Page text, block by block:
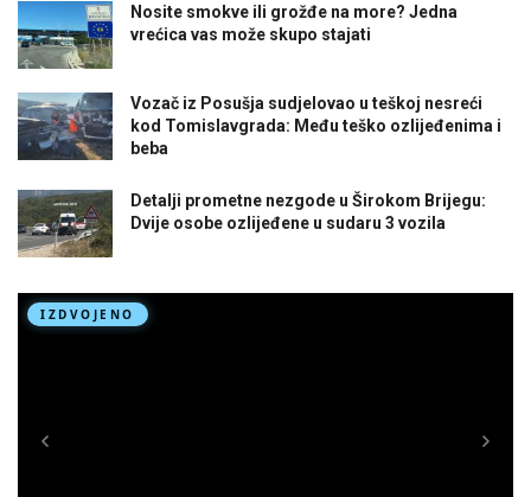
Nosite smokve ili grožđe na more? Jedna
vrećica vas može skupo stajati
Vozač iz Posušja sudjelovao u teškoj nesreći
kod Tomislavgrada: Među teško ozlijeđenima i
beba
Detalji prometne nezgode u Širokom Brijegu:
Dvije osobe ozlijeđene u sudaru 3 vozila